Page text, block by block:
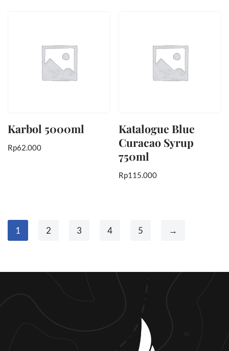
Karbol 5000ml
Rp62.000
Katalogue Blue
Curacao Syrup
750ml
Rp115.000
1 2 3 4 5 →